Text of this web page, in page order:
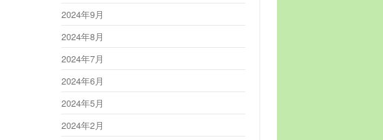
2024年9月
2024年8月
2024年7月
2024年6月
2024年5月
2024年2月